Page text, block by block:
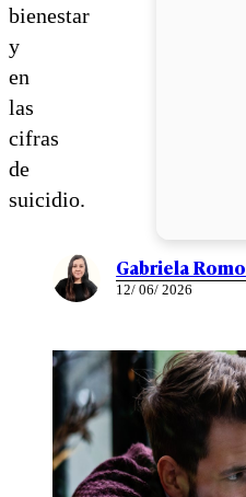
bienestar
y
en
las
cifras
de
suicidio.
Gabriela Romo
12/ 06/ 2026